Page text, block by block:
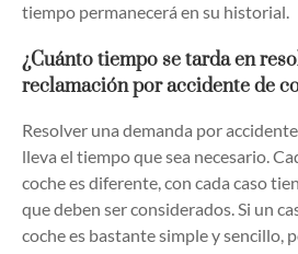
tiempo permanecerá en su historial.
¿Cuánto tiempo se tarda en
reclamación por accidente de
Resolver una demanda por
lleva el tiempo que sea necesario.
coche es diferente, con cada caso
que deben ser considerados. Si un
coche es bastante simple y sencillo,